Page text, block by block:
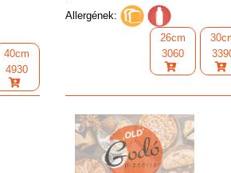
40cm
4930
Allergének:
26cm
3060